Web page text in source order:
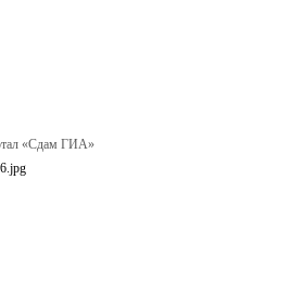
«Сдам ГИА»